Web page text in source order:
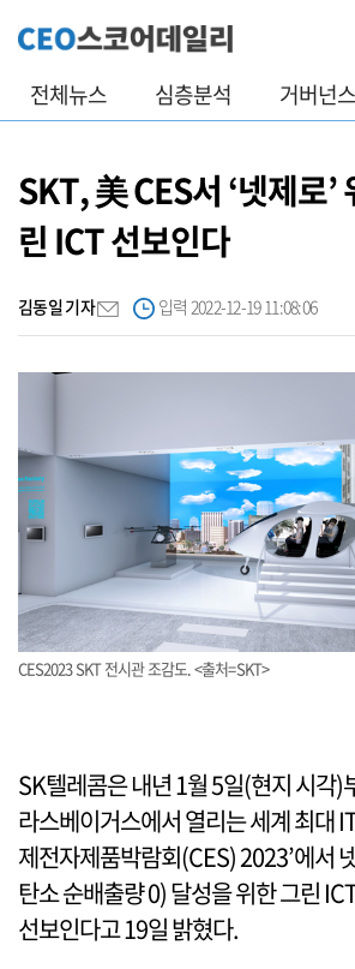
전체뉴스 심층분석 거버넌스
SKT, 美 CES서 ‘넷제로’
린 ICT 선보인다
김동일 기자 입력 2022-12-19 11:08:06
CES2023 SKT 전시관 조감도. <출처=SKT>
SK텔레콤은 내년 1월 5일(현지 시각)
라스베이거스에서 열리는 세계 최대
제전자제품박람회(CES) 2023’에서
탄소 순배출량 0) 달성을 위한 그린
선보인다고 19일 밝혔다.